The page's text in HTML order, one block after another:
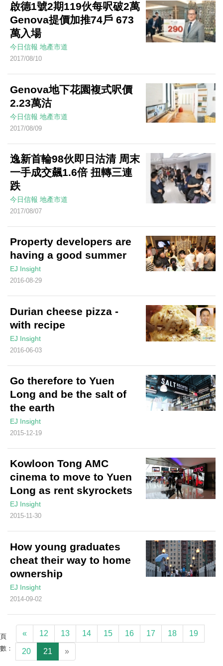
啟德1號2期119伙每呎破2萬
Genova提價加推74戶 673
萬入場
今日信報 地產市道
2017/08/10
Genova地下花園複式呎價
2.23萬沽
今日信報 地產市道
2017/08/09
逸新首輪98伙即日沽清 周末
一手成交飆1.6倍 扭轉三連
跌
今日信報 地產市道
2017/08/07
Property developers are
having a good summer
EJ Insight
2016-08-29
Durian cheese pizza -
with recipe
EJ Insight
2016-06-03
Go therefore to Yuen
Long and be the salt of
the earth
EJ Insight
2015-12-19
Kowloon Tong AMC
cinema to move to Yuen
Long as rent skyrockets
EJ Insight
2015-11-30
How young graduates
cheat their way to home
ownership
EJ Insight
2014-09-02
頁
數：
« 12 13 14 15 16 17 18 19
20 21 »